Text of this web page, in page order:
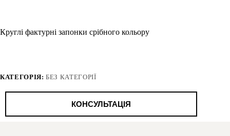
Круглі фактурні запонки срібного кольору
КАТЕГОРІЯ:БЕЗ КАТЕГОРІЇ
КОНСУЛЬТАЦІЯ